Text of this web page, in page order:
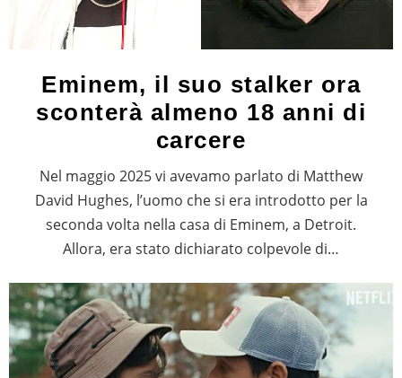
Eminem, il suo stalker ora
sconterà almeno 18 anni di
carcere
Nel maggio 2025 vi avevamo parlato di Matthew
David Hughes, l’uomo che si era introdotto per la
seconda volta nella casa di Eminem, a Detroit.
Allora, era stato dichiarato colpevole di…